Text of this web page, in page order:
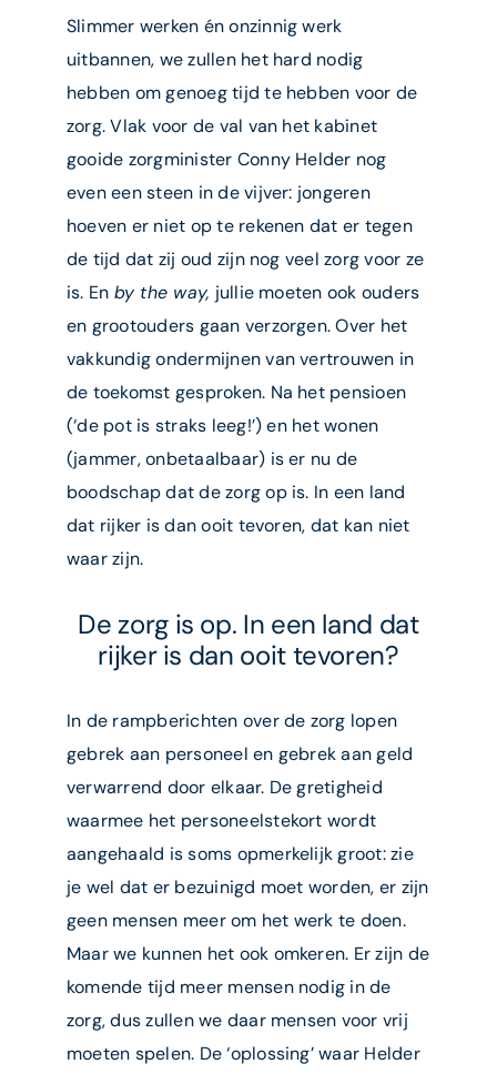
Slimmer werken én onzinnig werk
uitbannen, we zullen het hard nodig
hebben om genoeg tijd te hebben voor de
zorg. Vlak voor de val van het kabinet
gooide zorgminister Conny Helder nog
even een steen in de vijver: jongeren
hoeven er niet op te rekenen dat er tegen
de tijd dat zij oud zijn nog veel zorg voor ze
is. En by the way, jullie moeten ook ouders
en grootouders gaan verzorgen. Over het
vakkundig ondermijnen van vertrouwen in
de toekomst gesproken. Na het pensioen
(‘de pot is straks leeg!’) en het wonen
(jammer, onbetaalbaar) is er nu de
boodschap dat de zorg op is. In een land
dat rijker is dan ooit tevoren, dat kan niet
waar zijn.
De zorg is op. In een land dat
rijker is dan ooit tevoren?
In de rampberichten over de zorg lopen
gebrek aan personeel en gebrek aan geld
verwarrend door elkaar. De gretigheid
waarmee het personeelstekort wordt
aangehaald is soms opmerkelijk groot: zie
je wel dat er bezuinigd moet worden, er zijn
geen mensen meer om het werk te doen.
Maar we kunnen het ook omkeren. Er zijn de
komende tijd meer mensen nodig in de
zorg, dus zullen we daar mensen voor vrij
moeten spelen. De ‘oplossing’ waar Helder